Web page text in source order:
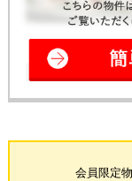
会員限定